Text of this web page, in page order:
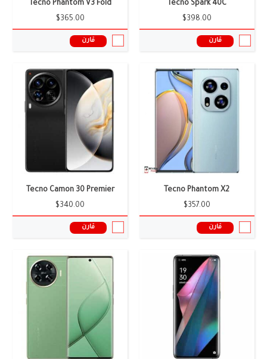
Tecno Spark 40C
$398.00
قارن
Tecno Phantom V3 Fold
$365.00
قارن
Tecno Phantom X2
$357.00
قارن
Tecno Camon 30 Premier
$340.00
قارن
الشاشة: 6.62 بوصة
الكاميرا:8+50 ميجا بيكسل
الذاكرة العشوائية:
اندرويد 14
سعر ومواصفات الموبايل ←
الشاشة:6.78 بوصة
الكاميرا:0.08+108 ميجا بيكسل
الذاكرة العشوائية:
البطارية:5000 ملى أمبير
نظام التشغيل:
المعالج:Helio G99 Ultimate
سعر ومواصفات الموبايل ←
مزدوجة: 50+2 ميجا بيكسل
الذاكرة العشوائية:8 جيجابايت
نظام التشغيل:
اندرويد 14
سعر ومواصفات الموبايل ←
الشاشة:
الكاميرا:
الذاكرة العشوائية:
البطارية:
نظام التشغيل:
سعر ومواصفات الموبايل ←